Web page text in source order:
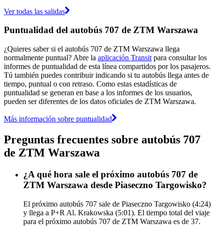
Ver todas las salidas
Puntualidad del autobús 707 de ZTM Warszawa
¿Quieres saber si el autobús 707 de ZTM Warszawa llega
normalmente puntual? Abre la aplicación Transit para consultar los
informes de puntualidad de esta línea compartidos por los pasajeros.
Tú también puedes contribuir indicando si tu autobús llega antes de
tiempo, puntual o con retraso. Como estas estadísticas de
puntualidad se generan en base a los informes de los usuarios,
pueden ser diferentes de los datos oficiales de ZTM Warszawa.
Más información sobre puntualidad
Preguntas frecuentes sobre autobús 707
de ZTM Warszawa
¿A qué hora sale el próximo autobús 707 de
ZTM Warszawa desde Piaseczno Targowisko?
El próximo autobús 707 sale de Piaseczno Targowisko (4:24)
y llega a P+R Al. Krakowska (5:01). El tiempo total del viaje
para el próximo autobús 707 de ZTM Warszawa es de 37.